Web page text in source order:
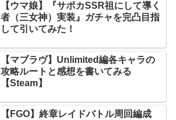
【ウマ娘】『サポカSSR祖にして導く
者（三女神）実装』ガチャを完凸目指
して引いてみた！
【マブラヴ】Unlimited編各キャラの
攻略ルートと感想を書いてみる
【Steam】
【FGO】終章レイドバトル周回編成